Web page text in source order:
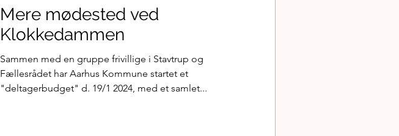
Mere mødested ved
Klokkedammen
Sammen med en gruppe frivillige i Stavtrup og
Fællesrådet har Aarhus Kommune startet et
"deltagerbudget" d. 19/1 2024, med et samlet...